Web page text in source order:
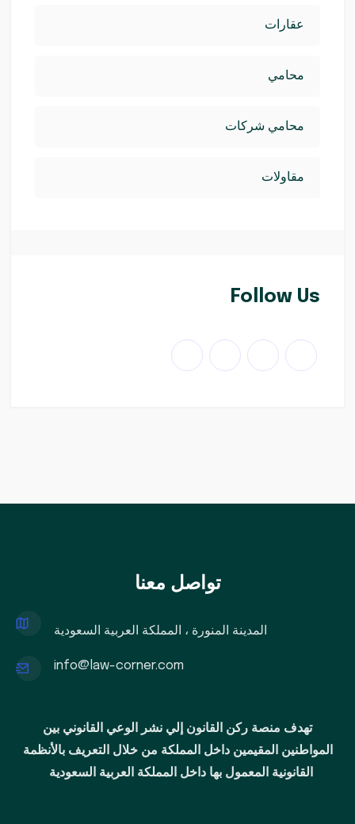
عقارات
محامي
محامي شركات
مقاولات
Follow Us
تواصل معنا
المدينة المنورة ، المملكة العربية السعودية
info@law-corner.com
تهدف منصة ركن القانون إلي نشر الوعي القانوني بين
المواطنين المقيمين داخل المملكة من خلال التعريف بالأنظمة
القانونية المعمول بها داخل المملكة العربية السعودية